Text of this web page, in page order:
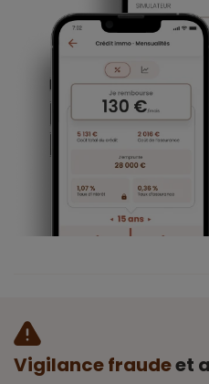
Vigilance fraudeet